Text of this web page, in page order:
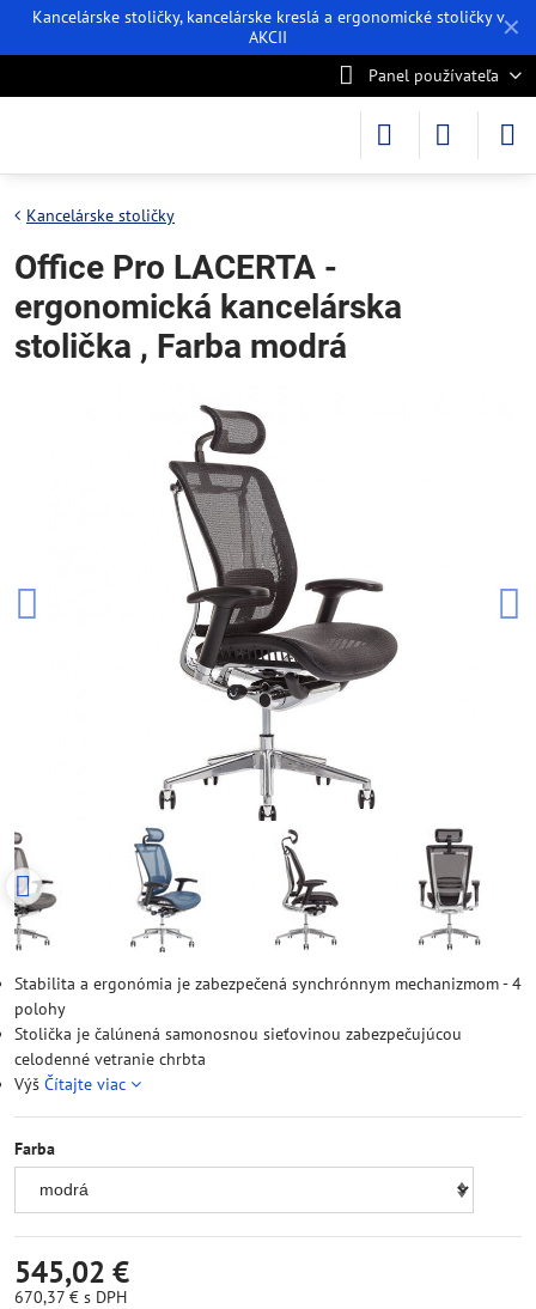
✕
Kancelárske stoličky, kancelárske kreslá a ergonomické stoličky v
AKCII
Panel používateľa
Kancelárske stoličky
Office Pro LACERTA -
ergonomická kancelárska
stolička , Farba modrá
Stabilita a ergonómia je zabezpečená synchrónnym mechanizmom - 4
polohy
Stolička je čalúnená samonosnou sieťovinou zabezpečujúcou
celodenné vetranie chrbta
Výš Čítajte viac
Farba
545,02 €
670,37 € s DPH